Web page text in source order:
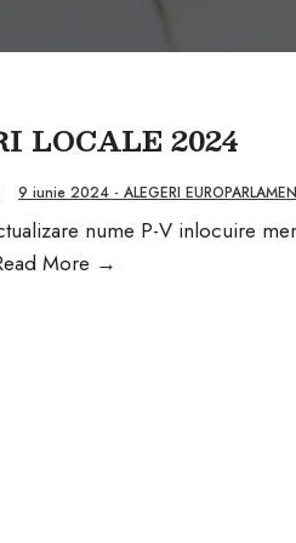
LOCALE 2024
9 iunie 2024 - ALEGERI
nume P-V inlocuire
More →